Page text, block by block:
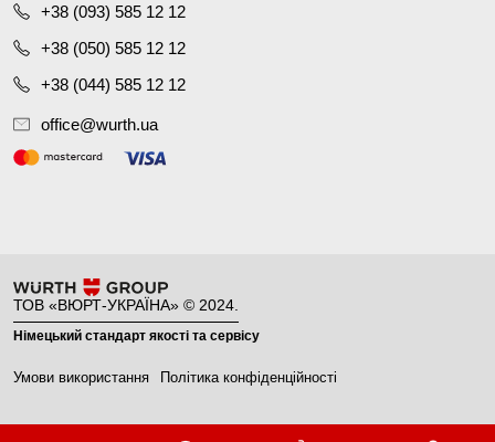
+38 (093) 585 12 12
+38 (050) 585 12 12
+38 (044) 585 12 12
office@wurth.ua
ТОВ «ВЮРТ-УКРАЇНА» © 2024.
Німецький стандарт якості та сервісу
Умови використання Політика конфіденційності